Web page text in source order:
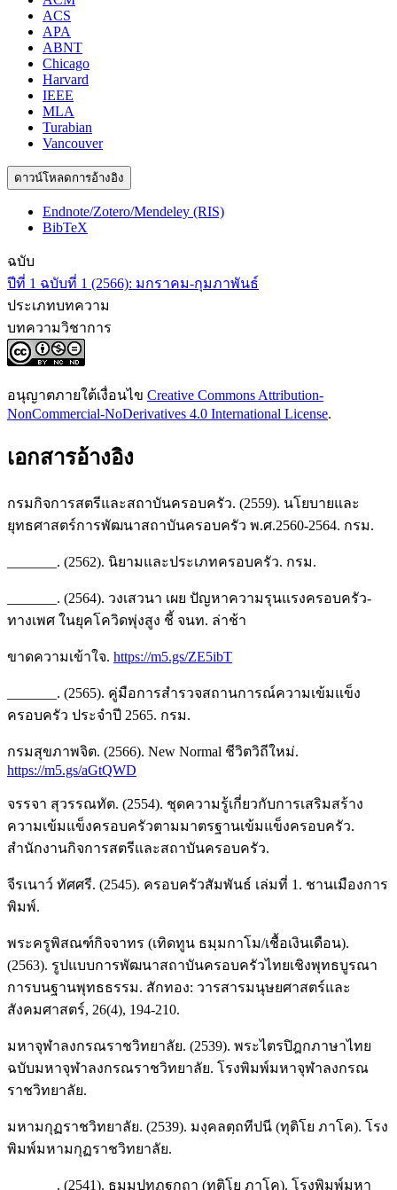
ACS
APA
ABNT
Chicago
Harvard
IEEE
MLA
Turabian
Vancouver
ดาวน์โหลดการอ้างอิง
Endnote/Zotero/Mendeley (RIS)
BibTeX
ฉบับ
ปีที่ 1 ฉบับที่ 1 (2566): มกราคม-กุมภาพันธ์
ประเภทบทความ
บทความวิชาการ
อนุญาตภายใต้เงื่อนไข Creative Commons Attribution-
NonCommercial-NoDerivatives 4.0 International License.
เอกสารอ้างอิง
กรมกิจการสตรีและสถาบันครอบครัว. (2559). นโยบายและ
ยุทธศาสตร์การพัฒนาสถาบันครอบครัว พ.ศ.2560-2564. กรม.
_______. (2562). นิยามและประเภทครอบครัว. กรม.
_______. (2564). วงเสวนา เผย ปัญหาความรุนแรงครอบครัว-
ทางเพศ ในยุคโควิดพุ่งสูง ชี้ จนท. ล่าช้า
ขาดความเข้าใจ. https://m5.gs/ZE5ibT
_______. (2565). คู่มือการสำรวจสถานการณ์ความเข้มแข็ง
ครอบครัว ประจำปี 2565. กรม.
กรมสุขภาพจิต. (2566). New Normal ชีวิตวิถีใหม่.
https://m5.gs/aGtQWD
จรรจา สุวรรณทัต. (2554). ชุดความรู้เกี่ยวกับการเสริมสร้าง
ความเข้มแข็งครอบครัวตามมาตรฐานเข้มแข็งครอบครัว.
สำนักงานกิจการสตรีและสถาบันครอบครัว.
จีรเนาว์ ทัศศรี. (2545). ครอบครัวสัมพันธ์ เล่มที่ 1. ชานเมืองการ
พิมพ์.
พระครูพิสณฑ์กิจจาทร (เทิดทูน ธมฺมกาโม/เชื้อเงินเดือน).
(2563). รูปแบบการพัฒนาสถาบันครอบครัวไทยเชิงพุทธบูรณา
การบนฐานพุทธธรรม. สักทอง: วารสารมนุษยศาสตร์และ
สังคมศาสตร์, 26(4), 194-210.
มหาจุฬาลงกรณราชวิทยาลัย. (2539). พระไตรปิฎกภาษาไทย
ฉบับมหาจุฬาลงกรณราชวิทยาลัย. โรงพิมพ์มหาจุฬาลงกรณ
ราชวิทยาลัย.
มหามกุฏราชวิทยาลัย. (2539). มงฺคลตฺถทีปนี (ทุติโย ภาโค). โรง
พิมพ์มหามกุฏราชวิทยาลัย.
_______. (2541). ธมฺมปทฏฺฐกถา (ทุติโย ภาโค). โรงพิมพ์มหา